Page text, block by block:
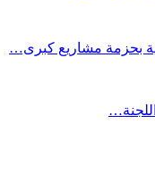
بحزمة مشاريع كبرى…